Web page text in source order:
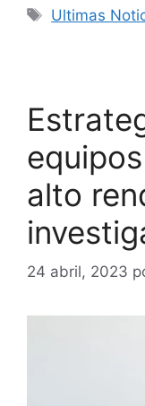
Ultimas
alto
24 abril, 2023